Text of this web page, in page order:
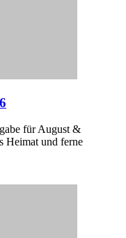
für August &
Heimat und ferne